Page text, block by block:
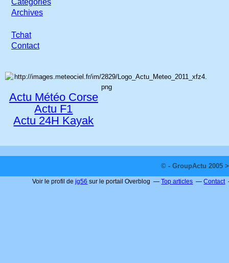
Catégories
Archives
Tchat
Contact
Actu Météo Corse
Actu F1
Actu 24H Kayak
© - GroupActu 2005
Voir le profil dejg56 sur le portail Overblog Top articles Contact